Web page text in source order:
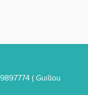
( Guillou